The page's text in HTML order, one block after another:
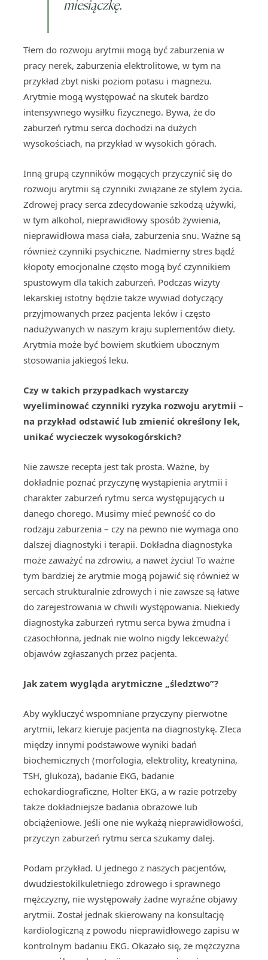
miesiączkę.
Tłem do rozwoju arytmii mogą być zaburzenia w
pracy nerek, zaburzenia elektrolitowe, w tym na
przykład zbyt niski poziom potasu i magnezu.
Arytmie mogą występować na skutek bardzo
intensywnego wysiłku fizycznego. Bywa, że do
zaburzeń rytmu serca dochodzi na dużych
wysokościach, na przykład w wysokich górach.
Inną grupą czynników mogących przyczynić się do
rozwoju arytmii są czynniki związane ze stylem życia.
Zdrowej pracy serca zdecydowanie szkodzą używki,
w tym alkohol, nieprawidłowy sposób żywienia,
nieprawidłowa masa ciała, zaburzenia snu. Ważne są
również czynniki psychiczne. Nadmierny stres bądź
kłopoty emocjonalne często mogą być czynnikiem
spustowym dla takich zaburzeń. Podczas wizyty
lekarskiej istotny będzie także wywiad dotyczący
przyjmowanych przez pacjenta leków i często
nadużywanych w naszym kraju suplementów diety.
Arytmia może być bowiem skutkiem ubocznym
stosowania jakiegoś leku.
Czy w takich przypadkach wystarczy
wyeliminować czynniki ryzyka rozwoju arytmii –
na przykład odstawić lub zmienić określony lek,
unikać wycieczek wysokogórskich?
Nie zawsze recepta jest tak prosta. Ważne, by
dokładnie poznać przyczynę wystąpienia arytmii i
charakter zaburzeń rytmu serca występujących u
danego chorego. Musimy mieć pewność co do
rodzaju zaburzenia – czy na pewno nie wymaga ono
dalszej diagnostyki i terapii. Dokładna diagnostyka
może zaważyć na zdrowiu, a nawet życiu! To ważne
tym bardziej że arytmie mogą pojawić się również w
sercach strukturalnie zdrowych i nie zawsze są łatwe
do zarejestrowania w chwili występowania. Niekiedy
diagnostyka zaburzeń rytmu serca bywa żmudna i
czasochłonna, jednak nie wolno nigdy lekceważyć
objawów zgłaszanych przez pacjenta.
Jak zatem wygląda arytmiczne „śledztwo”?
Aby wykluczyć wspomniane przyczyny pierwotne
arytmii, lekarz kieruje pacjenta na diagnostykę. Zleca
między innymi podstawowe wyniki badań
biochemicznych (morfologia, elektrolity, kreatynina,
TSH, glukoza), badanie EKG, badanie
echokardiograficzne, Holter EKG, a w razie potrzeby
także dokładniejsze badania obrazowe lub
obciążeniowe. Jeśli one nie wykażą nieprawidłowości,
przyczyn zaburzeń rytmu serca szukamy dalej.
Podam przykład. U jednego z naszych pacjentów,
dwudziestokilkuletniego zdrowego i sprawnego
mężczyzny, nie występowały żadne wyraźne objawy
arytmii. Został jednak skierowany na konsultację
kardiologiczną z powodu nieprawidłowego zapisu w
kontrolnym badaniu EKG. Okazało się, że mężczyzna